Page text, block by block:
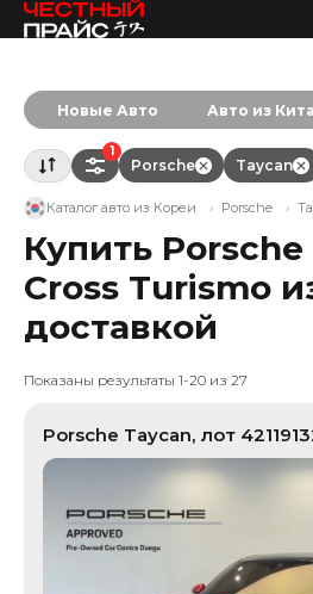
Новые Авто Авто из
1
Porsche Taycan
Каталог авто из Кореи Porsche
Купить Porsche
Cross Turismo
доставкой
Показаны результаты 1-20 из 27
Porsche Taycan, лот